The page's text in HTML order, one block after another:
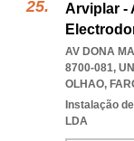
Arviplar -
AV DONA
8700-081,
OLHAO,
Instalação
LDA